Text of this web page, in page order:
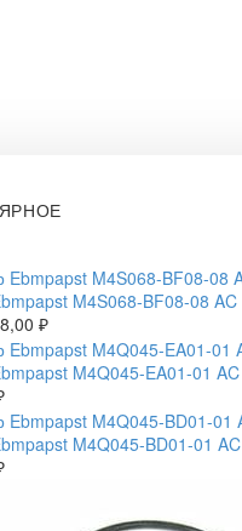
M4S068-BF08-08 AC
₽
M4Q045-EA01-01 AC
M4Q045-BD01-01 AC